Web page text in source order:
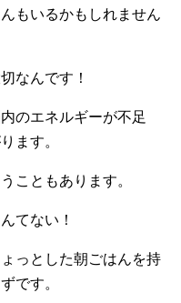
もいるかもしれません
なんです！
のエネルギーが不足
ます。
こともあります。
てない！
っとした朝ごはんを持
です。